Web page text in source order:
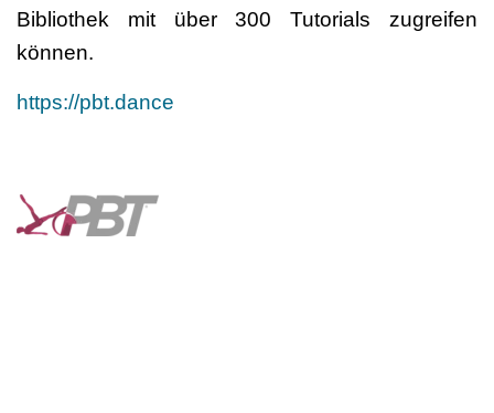
Bibliothek mit über 300 Tutorials zugreifen
können.
https://pbt.dance